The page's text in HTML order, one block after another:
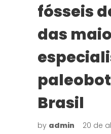
fósseis
das
Brasil
by admin 20 de